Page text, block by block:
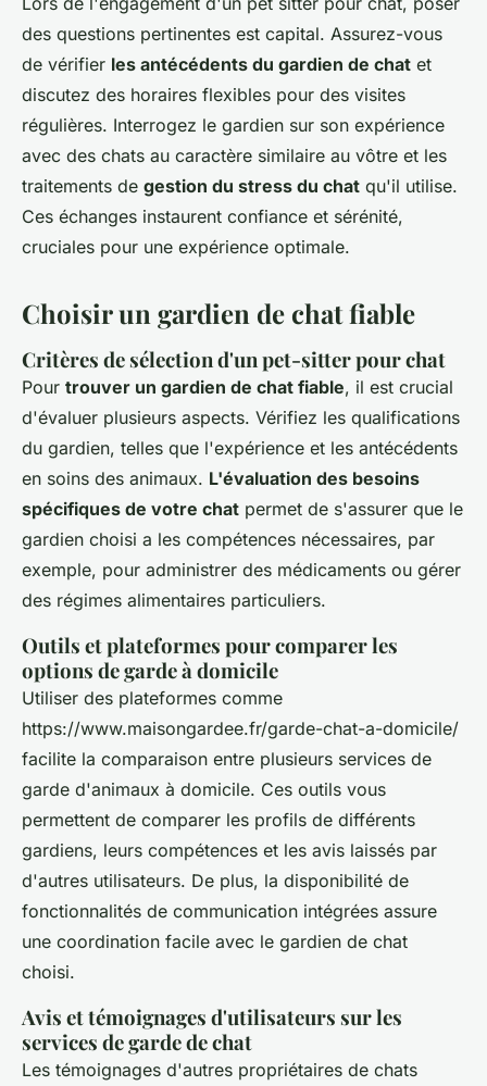
des questions pertinentes est capital. Assurez-vous
de vérifier les antécédents du gardien de chat et
discutez des horaires flexibles pour des visites
régulières. Interrogez le gardien sur son expérience
avec des chats au caractère similaire au vôtre et les
traitements de gestion du stress du chat qu'il utilise.
Ces échanges instaurent confiance et sérénité,
cruciales pour une expérience optimale.
Choisir un gardien de chat fiable
Critères de sélection d'un pet-sitter pour chat
Pour trouver un gardien de chat fiable, il est crucial
d'évaluer plusieurs aspects. Vérifiez les qualifications
du gardien, telles que l'expérience et les antécédents
en soins des animaux. L'évaluation des besoins
spécifiques de votre chat permet de s'assurer que le
gardien choisi a les compétences nécessaires, par
exemple, pour administrer des médicaments ou gérer
des régimes alimentaires particuliers.
Outils et plateformes pour comparer les
options de garde à domicile
Utiliser des plateformes comme
https://www.maisongardee.fr/garde-chat-a-domicile/
facilite la comparaison entre plusieurs services de
garde d'animaux à domicile. Ces outils vous
permettent de comparer les profils de différents
gardiens, leurs compétences et les avis laissés par
d'autres utilisateurs. De plus, la disponibilité de
fonctionnalités de communication intégrées assure
une coordination facile avec le gardien de chat
choisi.
Avis et témoignages d'utilisateurs sur les
services de garde de chat
Les témoignages d'autres propriétaires de chats